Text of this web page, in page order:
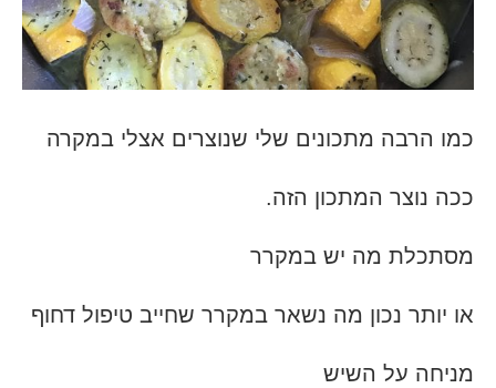
כמו הרבה מתכונים שלי שנוצרים אצלי במקרה
ככה נוצר המתכון הזה.
מסתכלת מה יש במקרר
או יותר נכון מה נשאר במקרר שחייב טיפול דחוף
מניחה על השיש